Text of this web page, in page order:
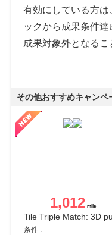
有効にしている方は
ックから成果条件達
成果対象外となるこ
その他おすすめキャンペ
1,012
条件 :